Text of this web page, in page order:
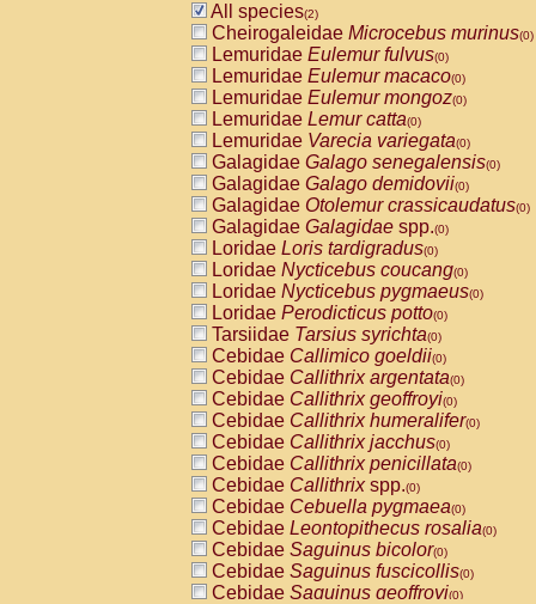
All species(2)
Cheirogaleidae Microcebus murinus(0)
Lemuridae Eulemur fulvus(0)
Lemuridae Eulemur macaco(0)
Lemuridae Eulemur mongoz(0)
Lemuridae Lemur catta(0)
Lemuridae Varecia variegata(0)
Galagidae Galago senegalensis(0)
Galagidae Galago demidovii(0)
Galagidae Otolemur crassicaudatus(0)
Galagidae Galagidae spp.(0)
Loridae Loris tardigradus(0)
Loridae Nycticebus coucang(0)
Loridae Nycticebus pygmaeus(0)
Loridae Perodicticus potto(0)
Tarsiidae Tarsius syrichta(0)
Cebidae Callimico goeldii(0)
Cebidae Callithrix argentata(0)
Cebidae Callithrix geoffroyi(0)
Cebidae Callithrix humeralifer(0)
Cebidae Callithrix jacchus(0)
Cebidae Callithrix penicillata(0)
Cebidae Callithrixspp.(0)
Cebidae Cebuella pygmaea(0)
Cebidae Leontopithecus rosalia(0)
Cebidae Saguinus bicolor(0)
Cebidae Saguinus fuscicollis(0)
Cebidae Saguinus geoffroyi(0)